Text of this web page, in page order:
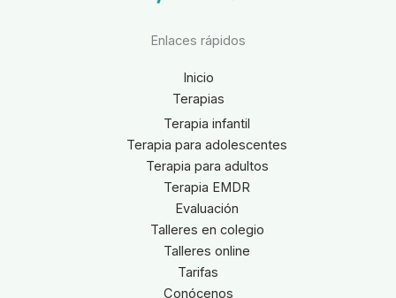
Enlaces rápidos
Inicio
Terapias
Terapia infantil
Terapia para adolescentes
Terapia para adultos
Terapia EMDR
Evaluación
Talleres en colegio
Talleres online
Tarifas
Conócenos